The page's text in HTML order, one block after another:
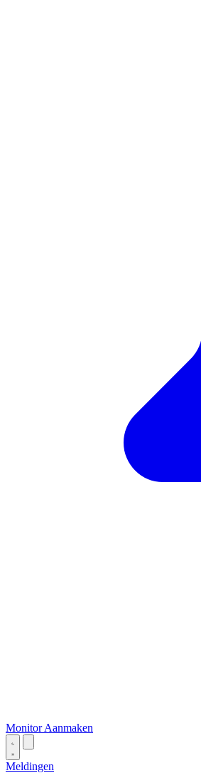
Monitor Aanmaken
Meldingen